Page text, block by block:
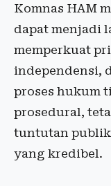
Komnas HAM
dapat menjadi
memperkuat
independensi,
proses hukum
prosedural,
tuntutan publik
yang kredibel.